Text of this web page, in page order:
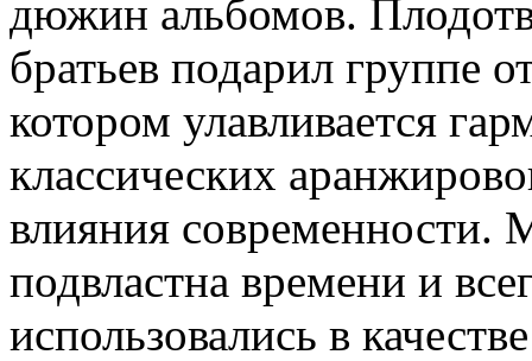
дюжин альбомов.
братьев подарил группе
котором улавливается
классических
влияния современности.
подвластна времени и
использовались в